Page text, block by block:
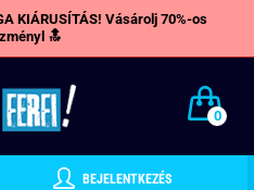
KIÁRUSÍTÁS! Vásárolj 70%-os
🔝
0
BEJELENTKEZÉS